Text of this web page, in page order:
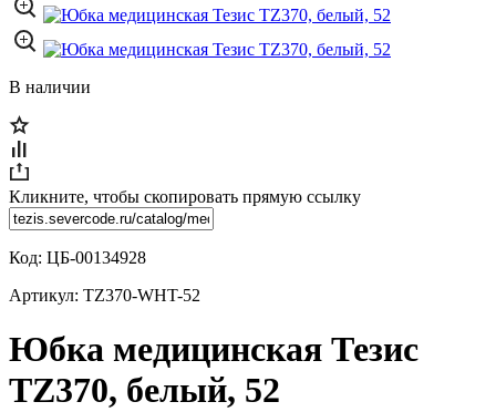
В наличии
Кликните, чтобы скопировать прямую ссылку
Код: ЦБ-00134928
Артикул: TZ370-WHT-52
Юбка медицинская Тезис
TZ370, белый, 52